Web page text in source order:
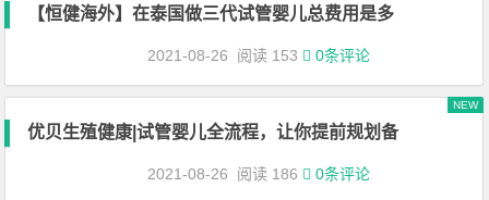
【恒健海外】在泰国做三代试管婴儿总费用是多
2021-08-26 阅读 153 0条评论
优贝生殖健康|试管婴儿全流程，让你提前规划备
NEW
2021-08-26 阅读 186 0条评论